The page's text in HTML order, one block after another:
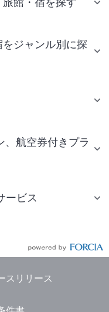
ジャンル別に探
、航空券付きプラ
ービス
スリリース